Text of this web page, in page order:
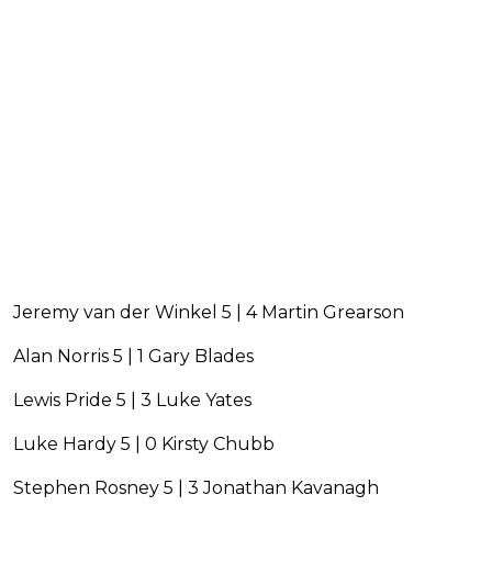
Jeremy van der Winkel 5 | 4 Martin Grearson
Alan Norris 5 | 1 Gary Blades
Lewis Pride 5 | 3 Luke Yates
Luke Hardy 5 | 0 Kirsty Chubb
Stephen Rosney 5 | 3 Jonathan Kavanagh